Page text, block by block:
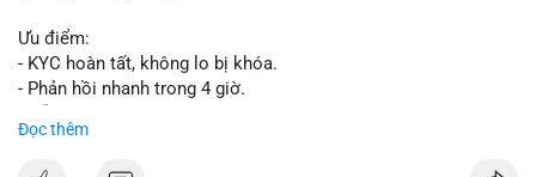
Ưu điểm:
- KYC hoàn tất, không lo bị khóa.
- Phản hồi nhanh trong 4 giờ.
Đọc thêm